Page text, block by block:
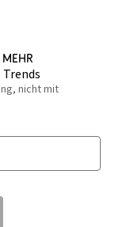
Trends
nicht mit